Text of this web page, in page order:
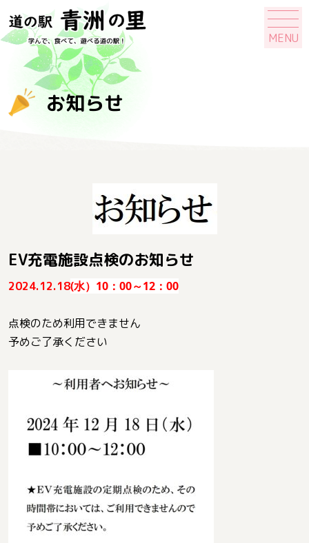
MENU
お知らせ
EV充電施設点検のお知らせ
2024.12.18(水）10：00～12：00
点検のため利用できません
予めご了承ください